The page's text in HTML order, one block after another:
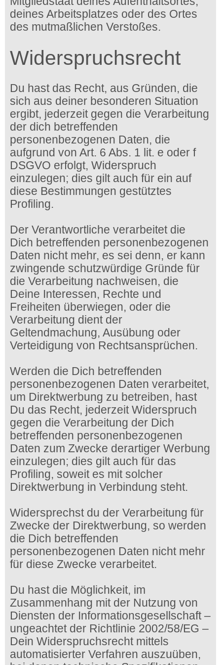
deines Arbeitsplatzes oder des Ortes
des mutmaßlichen Verstoßes.
Widerspruchsrecht
Du hast das Recht, aus Gründen, die
sich aus deiner besonderen Situation
ergibt, jederzeit gegen die Verarbeitung
der dich betreffenden
personenbezogenen Daten, die
aufgrund von Art. 6 Abs. 1 lit. e oder f
DSGVO erfolgt, Widerspruch
einzulegen; dies gilt auch für ein auf
diese Bestimmungen gestütztes
Profiling.
Der Verantwortliche verarbeitet die
Dich betreffenden personenbezogenen
Daten nicht mehr, es sei denn, er kann
zwingende schutzwürdige Gründe für
die Verarbeitung nachweisen, die
Deine Interessen, Rechte und
Freiheiten überwiegen, oder die
Verarbeitung dient der
Geltendmachung, Ausübung oder
Verteidigung von Rechtsansprüchen.
Werden die Dich betreffenden
personenbezogenen Daten verarbeitet,
um Direktwerbung zu betreiben, hast
Du das Recht, jederzeit Widerspruch
gegen die Verarbeitung der Dich
betreffenden personenbezogenen
Daten zum Zwecke derartiger Werbung
einzulegen; dies gilt auch für das
Profiling, soweit es mit solcher
Direktwerbung in Verbindung steht.
Widersprechst du der Verarbeitung für
Zwecke der Direktwerbung, so werden
die Dich betreffenden
personenbezogenen Daten nicht mehr
für diese Zwecke verarbeitet.
Du hast die Möglichkeit, im
Zusammenhang mit der Nutzung von
Diensten der Informationsgesellschaft –
ungeachtet der Richtlinie 2002/58/EG –
Dein Widerspruchsrecht mittels
automatisierter Verfahren auszuüben,